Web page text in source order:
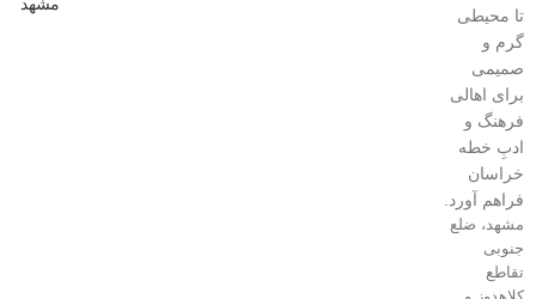
تا محیطی
گرم و
صمیمی
برای اهالی
فرهنگ و
ادبِ خطه
خراسان
فراهم آورد.
مشهد، ضلع
جنوبی
تقاطع